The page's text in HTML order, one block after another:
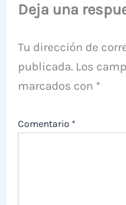
Deja una
Tu dirección de
publicada. Los
marcados con *
Comentario *